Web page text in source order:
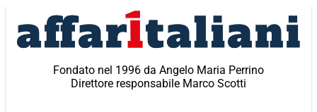
contenuto
Fondato nel 1996 da Angelo Maria Perrino
Direttore responsabile Marco Scotti